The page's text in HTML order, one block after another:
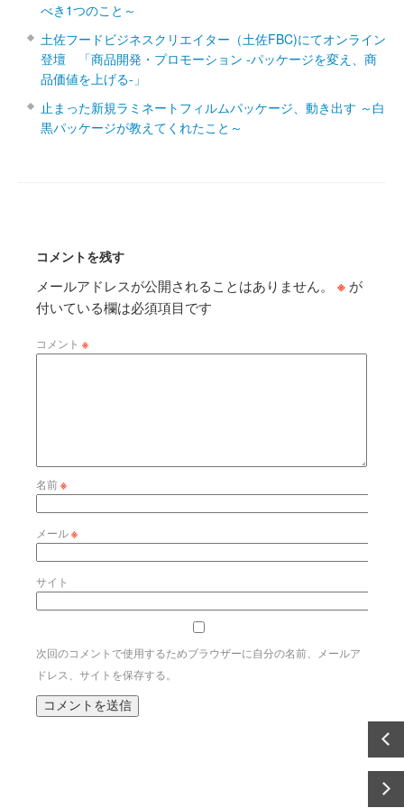
べき1つのこと～
土佐フードビジネスクリエイター（土佐FBC)にてオンライン
登壇 「商品開発・プロモーション ‐パッケージを変え、商
品価値を上げる‐」
止まった新規ラミネートフィルムパッケージ、動き出す ～白
黒パッケージが教えてくれたこと～
コメントを残す
メールアドレスが公開されることはありません。 ※ が
付いている欄は必須項目です
コメント ※
名前※
メール※
サイト
次回のコメントで使用するためブラウザーに自分の名前、メールア
ドレス、サイトを保存する。